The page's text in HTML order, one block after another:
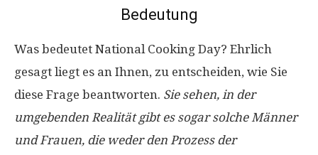
Bedeutung
Was bedeutet National Cooking Day? Ehrlich
gesagt liegt es an Ihnen, zu entscheiden, wie Sie
diese Frage beantworten. Sie sehen, in der
umgebenden Realität gibt es sogar solche Männer
und Frauen, die weder den Prozess der